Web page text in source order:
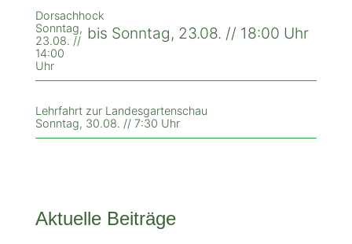
Dorsachhock
Sonntag,
23.08. //
14:00
Uhr
bis Sonntag, 23.08. // 18:00 Uhr
Lehrfahrt zur Landesgartenschau
Sonntag, 30.08. // 7:30 Uhr
Aktuelle Beiträge